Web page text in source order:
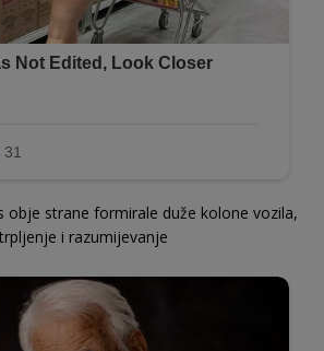
obje strane formirale duže kolone vozila,
i razumijevanje